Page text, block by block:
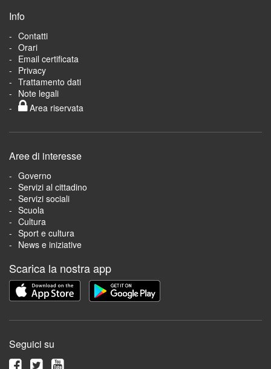
Info
Contatti
Orari
Email certificata
Privacy
Trattamento dati
Note legali
Area riservata
Aree di interesse
Governo
Servizi al cittadino
Servizi sociali
Scuola
Cultura
Sport e cultura
News e iniziative
Scarica la nostra app
Seguici su